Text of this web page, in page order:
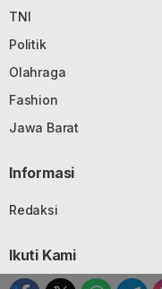
TNI
Politik
Olahraga
Fashion
Jawa Barat
Informasi
Redaksi
Ikuti Kami